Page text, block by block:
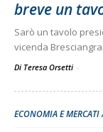
breve un
Sarò un tavolo
vicenda
Di Teresa Orsetti -
ECONOMIA E MERCATI